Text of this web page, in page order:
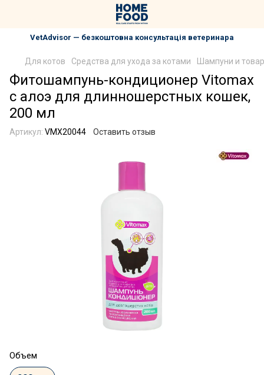
VetAdvisor — безкоштовна консультація ветеринара
Для котов Средства для ухода за котами Шампуни и
Фитошампунь-кондиционер Vitomax
с алоэ для длинношерстных кошек,
200 мл
Артикул: VMX20044 Оставить отзыв
Объем